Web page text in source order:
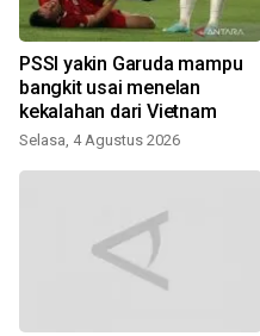
PSSI yakin Garuda mampu
bangkit usai menelan
kekalahan dari Vietnam
Selasa, 4 Agustus 2026